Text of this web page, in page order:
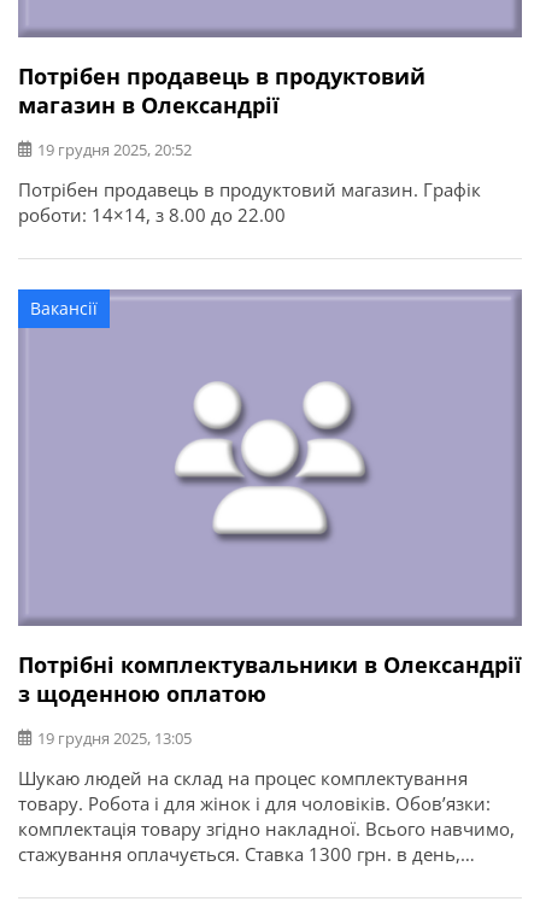
Потрібен продавець в продуктовий
магазин в Олександрії
19 грудня 2025, 20:52
Потрібен продавець в продуктовий магазин. Графік
роботи: 14×14, з 8.00 до 22.00
Вакансії
Потрібні комплектувальники в Олександрії
з щоденною оплатою
19 грудня 2025, 13:05
Шукаю людей на склад на процес комплектування
товару. Робота і для жінок і для чоловіків. Обов’язки:
комплектація товару згідно накладної. Всього навчимо,
стажування оплачується. Ставка 1300 грн. в день,